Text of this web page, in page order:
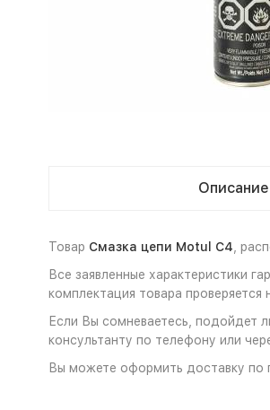
Описание
Товар Смазка цепи Motul C4 ,
Все заявленные характеристики
комплектация товара
Если Вы сомневаетесь, подойдет
консультанту по телефону или
Вы можете оформить доставку по